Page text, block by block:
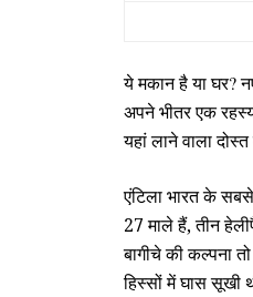
ये मकान है या घर?
अपने भीतर एक
यहां लाने वाला
एंटिला भारत के
27 माले हैं, तीन
बागीचे की कल्‍पना
हिस्‍सों में घास सूखी